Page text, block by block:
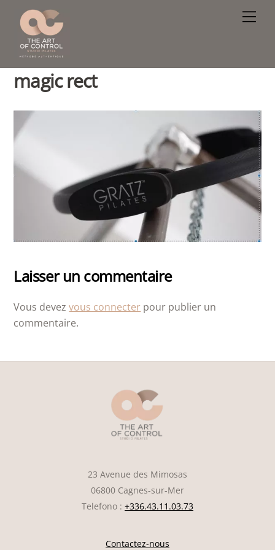
content
magic rect
Laisser un commentaire
Vous devezvous connecter pour publier un
commentaire.
23 Avenue des Mimosas
06800 Cagnes-sur-Mer
Telefono : +336.43.11.03.73
Contactez-nous